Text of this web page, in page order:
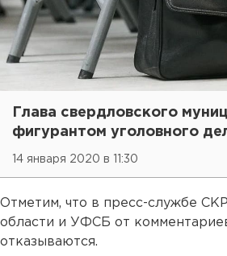
Глава свердловского
фигурантом уголовного
14 января 2020 в 11:30
Отметим, что в пресс-службе
области и УФСБ от
отказываются.